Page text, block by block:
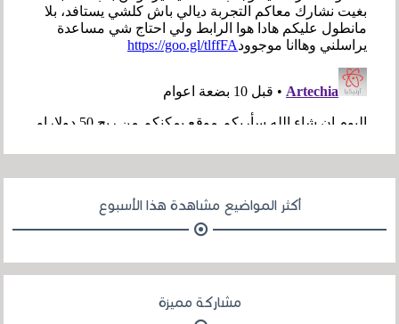
أكثر المواضيع مشاهدة هذا الأسبوع
مشاركة مميزة